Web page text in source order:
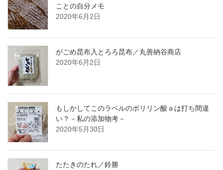
ことの自分メモ
2020年6月2日
がごめ昆布入とろろ昆布／丸善納谷商店
2020年6月2日
もしかしてこのラベルのポリリン酸ａは打ち間違
い？－私の添加物考－
2020年5月30日
たたきのたれ／鈴勝